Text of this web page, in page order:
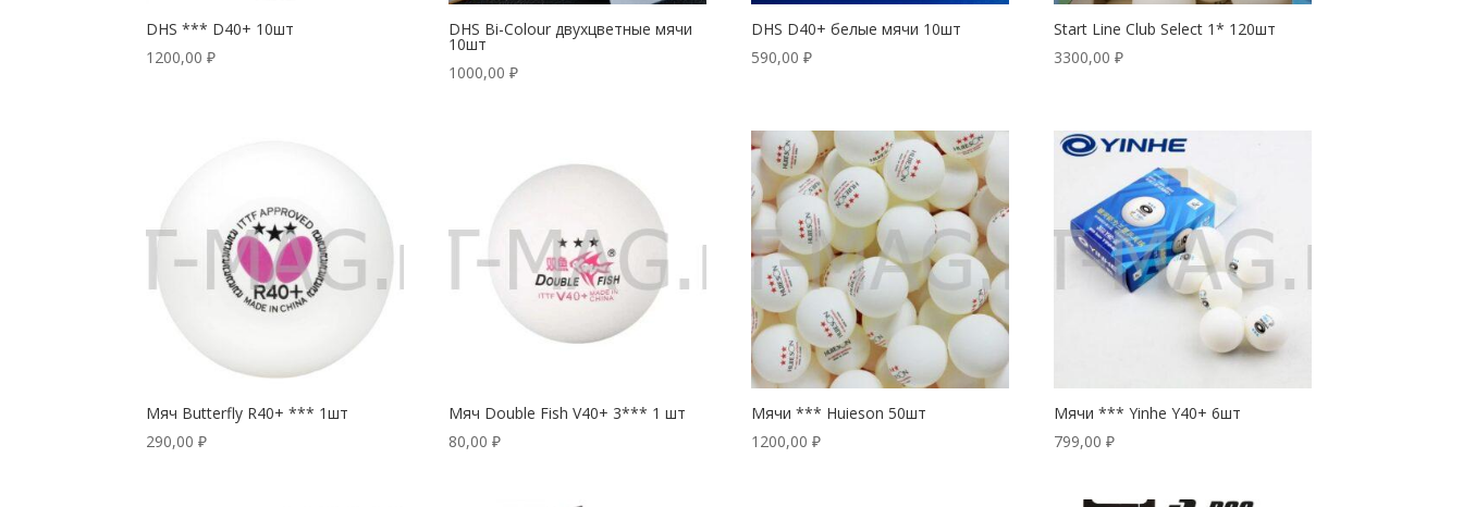
DHS *** D40+ 10шт
1200,00₽
DHS Bi-Colour двухцветные мячи
10шт
1000,00₽
DHS D40+ белые мячи 10шт
590,00₽
Start Line Club Select 1* 120шт
3300,00₽
Мяч Butterfly R40+ *** 1шт
290,00₽
Мяч Double Fish V40+ 3*** 1 шт
80,00₽
Мячи *** Huieson 50шт
1200,00₽
Мячи *** Yinhe Y40+ 6шт
799,00₽